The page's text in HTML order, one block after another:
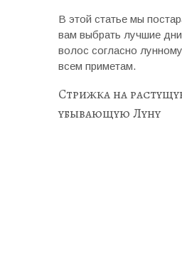
В этой статье мы
вам выбрать лучшие
волос согласно
всем приметам.
Стрижка на
убывающую Луну